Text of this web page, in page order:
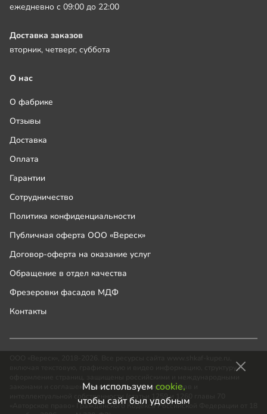
Мы используем cookie,
чтобы сайт был удобным
ежедневно с 09:00 до 22:00
Доставка заказов
вторник, четверг, суббота
О нас
О фабрике
Отзывы
Доставка
Оплата
Гарантии
Сотрудничество
Политика конфиденциальности
Публичная оферта ООО «Вереск»
Договор-оферта на оказание услуг
Обращение в отдел качества
Фрезеровки фасадов МДФ
Контакты
включая текстовую, графическую и видео информацию, структуру и
законами и соглашениями об охране авторских прав и
интеллектуальной собственности (статьи 1259 и 1260 главы 70
«Авторское право» Гражданского Кодекса Российской Федерации от 18